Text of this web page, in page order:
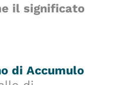
il significato
di Accumulo